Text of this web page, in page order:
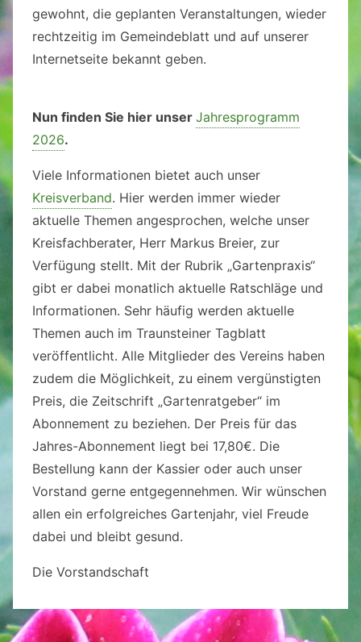
gewohnt, die geplanten Veranstaltungen, wieder
rechtzeitig im Gemeindeblatt und auf unserer
Internetseite bekannt geben.
Nun finden Sie hier unser Jahresprogramm
2026.
Viele Informationen bietet auch unser
Kreisverband. Hier werden immer wieder
aktuelle Themen angesprochen, welche unser
Kreisfachberater, Herr Markus Breier, zur
Verfügung stellt. Mit der Rubrik „Gartenpraxis“
gibt er dabei monatlich aktuelle Ratschläge und
Informationen. Sehr häufig werden aktuelle
Themen auch im Traunsteiner Tagblatt
veröffentlicht. Alle Mitglieder des Vereins haben
zudem die Möglichkeit, zu einem vergünstigten
Preis, die Zeitschrift „Gartenratgeber“ im
Abonnement zu beziehen. Der Preis für das
Jahres-Abonnement liegt bei 17,80€. Die
Bestellung kann der Kassier oder auch unser
Vorstand gerne entgegennehmen. Wir wünschen
allen ein erfolgreiches Gartenjahr, viel Freude
dabei und bleibt gesund.
Die Vorstandschaft